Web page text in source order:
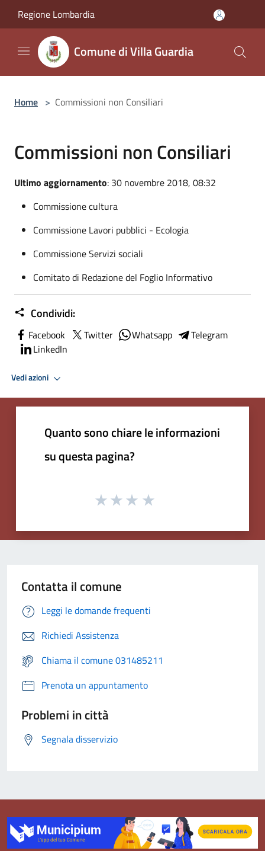
Regione Lombardia
Comune di Villa Guardia
Home > Commissioni non Consiliari
Commissioni non Consiliari
Ultimo aggiornamento: 30 novembre 2018, 08:32
Commissione cultura
Commissione Lavori pubblici - Ecologia
Commissione Servizi sociali
Comitato di Redazione del Foglio Informativo
Condividi:
Facebook Twitter Whatsapp
Telegram
LinkedIn
Vedi azioni
Quanto sono chiare le informazioni
su questa pagina?
Contatta il comune
Leggi le domande frequenti
Richiedi Assistenza
Chiama il comune 031485211
Prenota un appuntamento
Problemi in città
Segnala disservizio